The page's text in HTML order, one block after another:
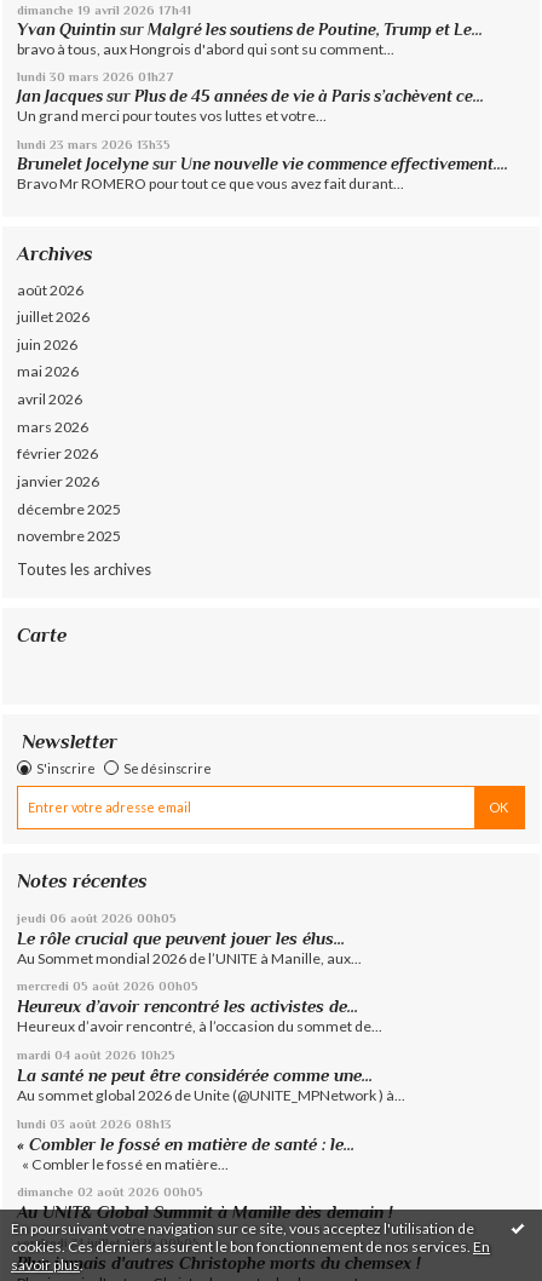
En poursuivant votre navigation sur ce site, vous acceptez l'utilisation de
cookies. Ces derniers assurent le bon fonctionnement de nos services. En
savoir plus.
dimanche 19 avril 2026 17h41
Yvan Quintin surMalgré les soutiens de Poutine, Trump et Le...
bravo à tous, aux Hongrois d'abord qui sont su comment...
lundi 30 mars 2026 01h27
Jan Jacques surPlus de 45 années de vie à Paris s’achèvent ce...
Un grand merci pour toutes vos luttes et votre...
lundi 23 mars 2026 13h35
Brunelet Jocelyne sur Une nouvelle vie commence effectivement....
Bravo Mr ROMERO pour tout ce que vous avez fait durant...
Archives
août 2026
juillet 2026
juin 2026
mai 2026
avril 2026
mars 2026
février 2026
janvier 2026
décembre 2025
novembre 2025
Toutes les archives
Carte
Newsletter
S'inscrire Se désinscrire
Notes récentes
jeudi 06 août 2026 00h05
Le rôle crucial que peuvent jouer les élus...
Au Sommet mondial 2026 de l’UNITE à Manille, aux...
mercredi 05 août 2026 00h05
Heureux d’avoir rencontré les activistes de...
Heureux d’avoir rencontré, à l’occasion du sommet de...
mardi 04 août 2026 10h25
La santé ne peut être considérée comme une...
Au sommet global 2026 de Unite (@UNITE_MPNetwork ) à...
lundi 03 août 2026 08h13
« Combler le fossé en matière de santé : le...
« Combler le fossé en matière...
dimanche 02 août 2026 00h05
Au UNIT& Global Summit à Manille dès demain !
vendredi 31 juillet 2026 00h05
Plus jamais d'autres Christophe morts du chemsex !